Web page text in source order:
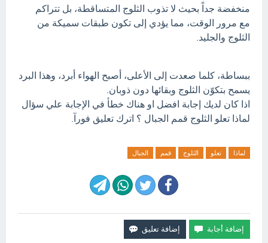
منخفضة جداً بحيث لا تذوب الثلوج المتساقطة، بل تتراكم
مع مرور الوقت، مما يؤدي إلى تكون طبقات سميكة من
الثلوج والجليد.
ببساطة، كلما صعدت إلى الأعلى، أصبح الهواء أبرد، وهذا البرد
يسمح بتكوّن الثلوج وبقائها دون ذوبان.
اذا كان لديك إجابة افضل او هناك خطأ في الإجابة علي سؤال
لماذا تعلو الثلوج قمم الجبال ؟ اترك تعليق فورآ.
لماذا تعلو الثلوج قمم الجبال